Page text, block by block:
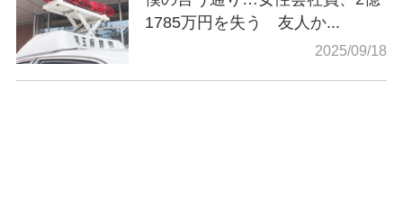
1785万円を失う 友人か...
2025/09/18